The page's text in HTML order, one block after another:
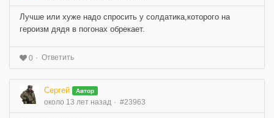
Лучше или хуже надо спросить у солдатика,которого на
героизм дядя в погонах обрекает.
0 Ответить
Сергей Автор
около 13 лет назад #23963